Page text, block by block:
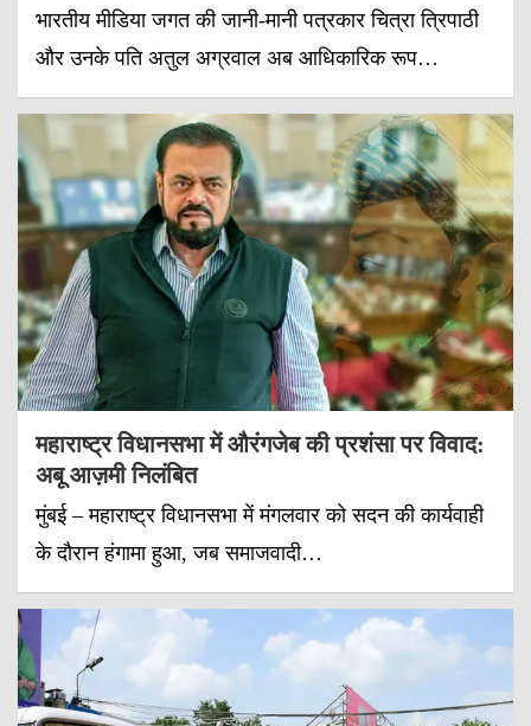
भारतीय मीडिया जगत की जानी-मानी पत्रकार चित्रा त्रिपाठी
और उनके पति अतुल अग्रवाल अब आधिकारिक रूप…
महाराष्ट्र विधानसभा में औरंगजेब की प्रशंसा पर विवाद:
अबू आज़मी निलंबित
मुंबई – महाराष्ट्र विधानसभा में मंगलवार को सदन की कार्यवाही
के दौरान हंगामा हुआ, जब समाजवादी…